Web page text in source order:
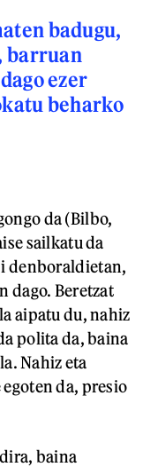
badugu,
barruan
ezer
beharko
da (Bilbo,
sailkatu da
denboraldietan,
dago. Beretzat
aipatu du, nahiz
polita da, baina
Nahiz eta
da, presio
baina